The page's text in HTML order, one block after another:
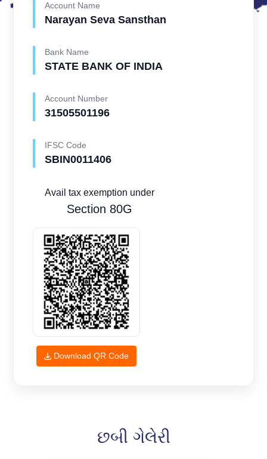
Account Name
Narayan Seva Sansthan
Bank Name
STATE BANK OF INDIA
Account Number
31505501196
IFSC Code
SBIN0011406
Avail tax exemption under
Section 80G
Download QR Code
છબી ગેલેરી